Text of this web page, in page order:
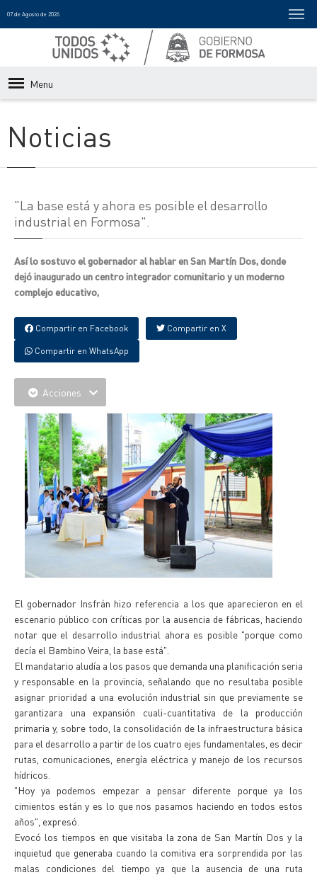
07 de Agosto de 2026
Menu
Noticias
"La base está y ahora es posible el desarrollo
industrial en Formosa".
Así lo sostuvo el gobernador al hablar en San Martín Dos, donde
dejó inaugurado un centro integrador comunitario y un moderno
complejo educativo,
Compartir en Facebook Compartir en X
Compartir en WhatsApp
Acciones
El gobernador Insfrán hizo referencia a los que aparecieron en el
escenario público con críticas por la ausencia de fábricas, haciendo
notar que el desarrollo industrial ahora es posible "porque como
decía el Bambino Veira, la base está".
El mandatario aludía a los pasos que demanda una planificación seria
y responsable en la provincia, señalando que no resultaba posible
asignar prioridad a una evolución industrial sin que previamente se
garantizara una expansión cuali-cuantitativa de la producción
primaria y, sobre todo, la consolidación de la infraestructura básica
para el desarrollo a partir de los cuatro ejes fundamentales, es decir
rutas, comunicaciones, energía eléctrica y manejo de los recursos
hídricos.
"Hoy ya podemos empezar a pensar diferente porque ya los
cimientos están y es lo que nos pasamos haciendo en todos estos
años", expresó.
Evocó los tiempos en que visitaba la zona de San Martín Dos y la
inquietud que generaba cuando la comitiva era sorprendida por las
malas condiciones del tiempo ya que la ausencia de una ruta